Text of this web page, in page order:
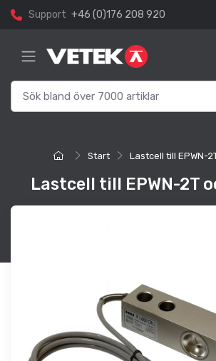
Support +46 (0)176 208 920
Start Lastcell till EPWN-
Lastcell till EPWN-2T